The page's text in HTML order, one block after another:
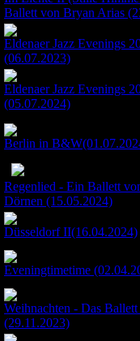
Ballett von Bryan Arias
Eldenaer Jazz Evenings
(06.07.2023)
Eldenaer Jazz Evenings
(05.07.2024)
Berlin in
Regenlied - Ein Ballett
Dörnen (15.05.2024)
Düsseldorf II(16.04.2024)
Eveningtimetime
Weihnachten - Das
(29.11.2023)